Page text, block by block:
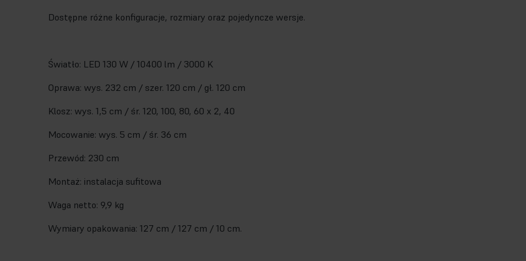
Dostępne różne konfiguracje, rozmiary oraz pojedyncze wersje.
Światło: LED 130 W / 10400 lm / 3000 K
Oprawa: wys. 232 cm / szer. 120 cm / gł. 120 cm
Klosz: wys. 1,5 cm / śr. 120, 100, 80, 60 x 2, 40
Mocowanie: wys. 5 cm / śr. 36 cm
Przewód: 230 cm
Montaż: instalacja sufitowa
Waga netto: 9,9 kg
Wymiary opakowania: 127 cm / 127 cm / 10 cm.